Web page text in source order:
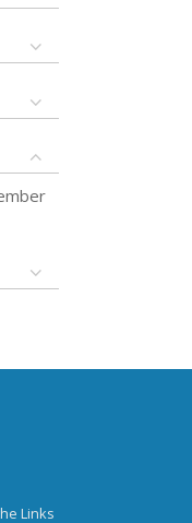
Links